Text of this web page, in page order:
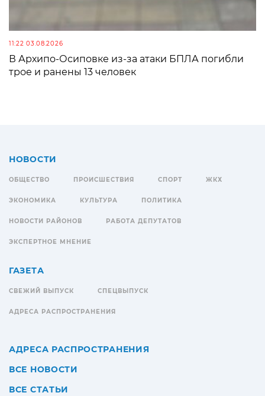
11:22 03.08.2026
В Архипо-Осиповке из-за атаки БПЛА погибли
трое и ранены 13 человек
НОВОСТИ
ОБЩЕСТВО ПРОИСШЕСТВИЯ СПОРТ ЖКХ
ЭКОНОМИКА КУЛЬТУРА ПОЛИТИКА
НОВОСТИ РАЙОНОВ РАБОТА ДЕПУТАТОВ
ЭКСПЕРТНОЕ МНЕНИЕ
ГАЗЕТА
СВЕЖИЙ ВЫПУСК СПЕЦВЫПУСК
АДРЕСА РАСПРОСТРАНЕНИЯ
АДРЕСА РАСПРОСТРАНЕНИЯ
ВСЕ НОВОСТИ
ВСЕ СТАТЬИ